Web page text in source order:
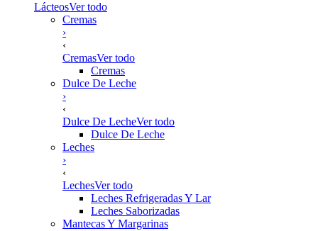
LácteosVer todo
Cremas
›
‹
CremasVer todo
Cremas
Dulce De Leche
›
‹
Dulce De LecheVer todo
Dulce De Leche
Leches
›
‹
LechesVer todo
Leches Refrigeradas Y Lar
Leches Saborizadas
Mantecas Y Margarinas